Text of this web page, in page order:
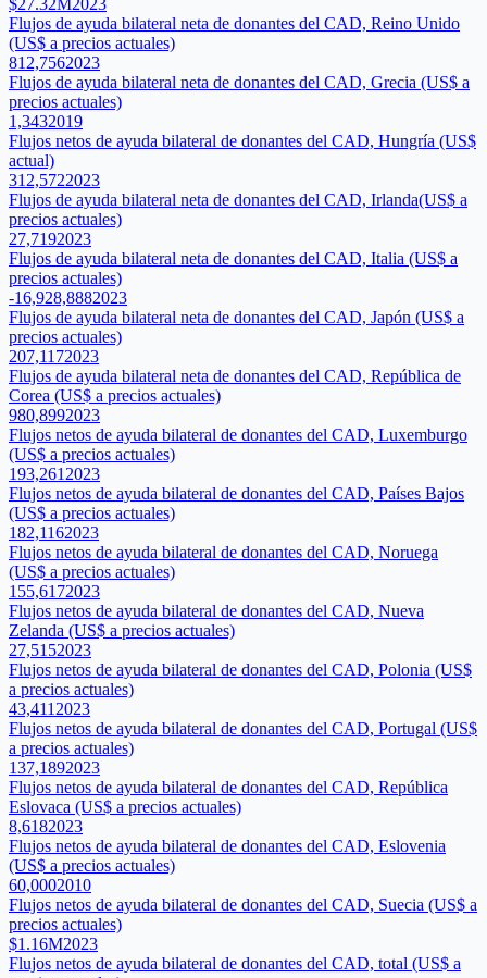
$27.32M 2023
Flujos de ayuda bilateral neta de donantes del CAD, Reino Unido
(US$ a precios actuales)
812,7562023
Flujos de ayuda bilateral neta de donantes del CAD, Grecia (US$ a
precios actuales)
1,3432019
Flujos netos de ayuda bilateral de donantes del CAD, Hungría (US$
actual)
312,5722023
Flujos de ayuda bilateral neta de donantes del CAD, Irlanda(US$ a
precios actuales)
27,7192023
Flujos de ayuda bilateral neta de donantes del CAD, Italia (US$ a
precios actuales)
-16,928,8882023
Flujos de ayuda bilateral neta de donantes del CAD, Japón (US$ a
precios actuales)
207,1172023
Flujos de ayuda bilateral neta de donantes del CAD, República de
Corea (US$ a precios actuales)
980,8992023
Flujos netos de ayuda bilateral de donantes del CAD, Luxemburgo
(US$ a precios actuales)
193,261 2023
Flujos netos de ayuda bilateral de donantes del CAD, Países Bajos
(US$ a precios actuales)
182,1162023
Flujos netos de ayuda bilateral de donantes del CAD, Noruega
(US$ a precios actuales)
155,6172023
Flujos netos de ayuda bilateral de donantes del CAD, Nueva
Zelanda (US$ a precios actuales)
27,5152023
Flujos netos de ayuda bilateral de donantes del CAD, Polonia (US$
a precios actuales)
43,411 2023
Flujos netos de ayuda bilateral de donantes del CAD, Portugal (US$
a precios actuales)
137,1892023
Flujos netos de ayuda bilateral de donantes del CAD, República
Eslovaca (US$ a precios actuales)
8,6182023
Flujos netos de ayuda bilateral de donantes del CAD, Eslovenia
(US$ a precios actuales)
60,0002010
Flujos netos de ayuda bilateral de donantes del CAD, Suecia (US$ a
precios actuales)
$1.16M2023
Flujos netos de ayuda bilateral de donantes del CAD, total (US$ a